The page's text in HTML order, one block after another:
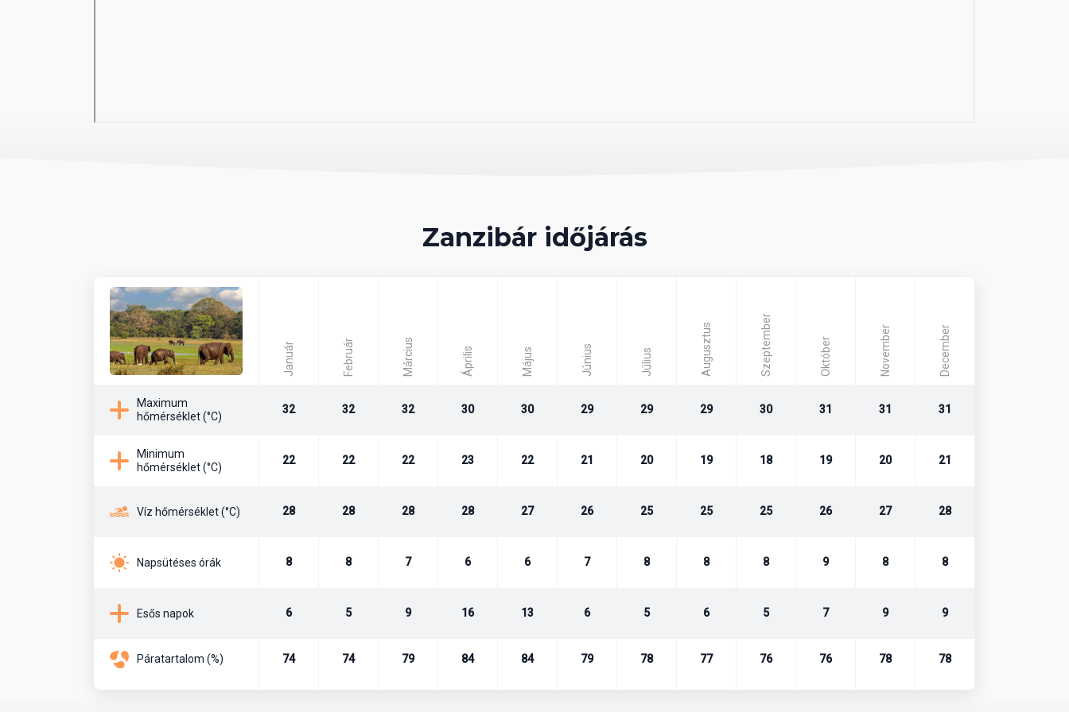
szabadtéri zuhanyzóval is rendelkezik. A szálloda területén két tengerparti Sultan Suits található,
melyek a fényűzés, a magánélet és a luxus csúcsai, ahogyan ezt egy szultán is elvárná. A
Tengerpart
A szálloda közvetlenül a fehér homokos Kiwengwa Beach területén helyezkedik el. 500 méteres
partszakaszon osztozik testvérszállodájával, a Sultan Sands Island Resort-tal.
Város
Zanzibár időjárás
Január Február Március Április Május Június Július Augusztus Szeptember Október November December
Maximum
hőmérséklet (°C)
32 32 32 30 30 29 29 29 30 31 31 31
Minimum
hőmérséklet (°C)
22 22 22 23 22 21 20 19 18 19 20 21
Víz hőmérséklet (°C) 28 28 28 28 27 26 25 25 25 26 27 28
Napsütéses órák 8 8 7 6 6 7 8 8 8 9 8 8
Esős napok 6 5 9 16 13 6 5 6 5 7 9 9
Páratartalom (%) 74 74 79 84 84 79 78 77 76 76 78 78